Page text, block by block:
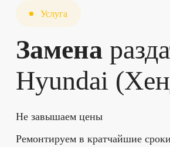
Услуга
Замена
Hyundai
Не завышаем цены
Ремонтируем в кратчайшие сроки